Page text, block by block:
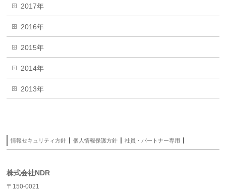
2017年
2016年
2015年
2014年
2013年
情報セキュリティ方針 個人情報保護方針 社員・パートナー専用
株式会社NDR
〒150-0021